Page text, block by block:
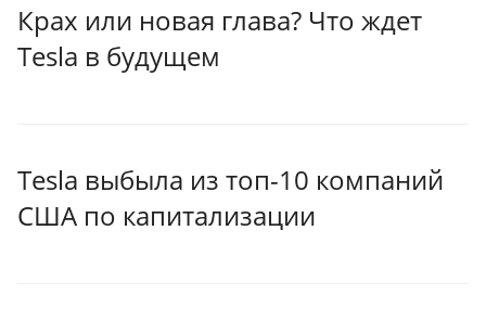
Крах или новая глава? Что ждет
Tesla в будущем
Tesla выбыла из топ-10 компаний
США по капитализации